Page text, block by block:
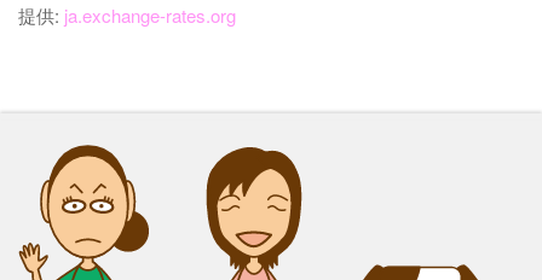
提供: ja.exchange-rates.org